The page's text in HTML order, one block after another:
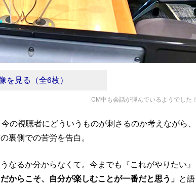
を見る（全6枚）
CM中も会話が弾んでいるようでした！
の視聴者にどういうものが刺さるのか考えながら、
裏側での苦労を告白。
なるか分からなくて。今までも『これがやりたい』
からこそ、自分が楽しむことが一番だと思う」 と語